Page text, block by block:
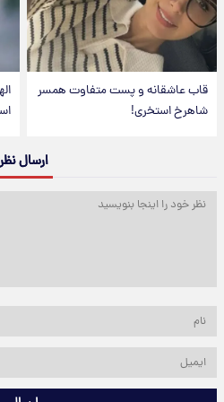
قاب عاشقانه و پست متفاوت همسر
شاهرخ استخری!
ارسال نظر